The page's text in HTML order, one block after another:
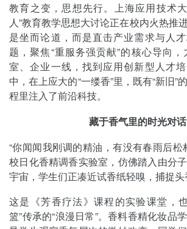
教育之变，思想先行。上海应用技术
人”教育教学思想大讨论正在校内火热推
是坐而论道，而是直击产业需求与人
题，聚焦“重服务强贡献”的核心导向
室、企业一线，找到应用创新型人才
中，在上应大的“一缕香”里，既有“新旧”
程里注入了前沿科技。
藏于香气里的时光对话
“你闻闻我刚调的精油，有没有春雨后松
校日化香精调香实验室，仿佛踏入由分
宇宙，学生们正凑近试香纸轻嗅，捕捉头
这是《芳香疗法》课程的实验课堂，
篮”传承的“浪漫日常”。香料香精化妆品